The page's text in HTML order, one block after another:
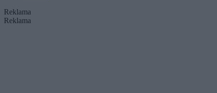
Reklama
Reklama